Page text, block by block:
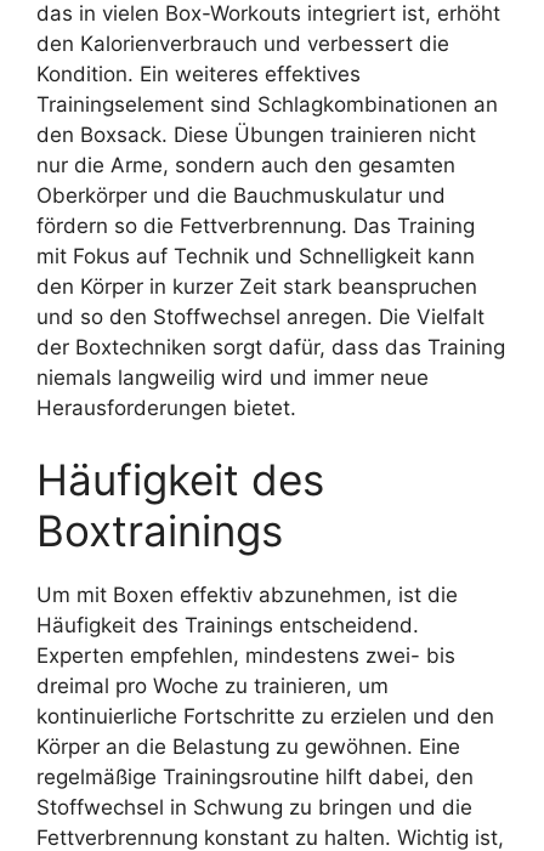
das in vielen Box-Workouts integriert ist, erhöht
den Kalorienverbrauch und verbessert die
Kondition. Ein weiteres effektives
Trainingselement sind Schlagkombinationen an
den Boxsack. Diese Übungen trainieren nicht
nur die Arme, sondern auch den gesamten
Oberkörper und die Bauchmuskulatur und
fördern so die Fettverbrennung. Das Training
mit Fokus auf Technik und Schnelligkeit kann
den Körper in kurzer Zeit stark beanspruchen
und so den Stoffwechsel anregen. Die Vielfalt
der Boxtechniken sorgt dafür, dass das Training
niemals langweilig wird und immer neue
Herausforderungen bietet.
Häufigkeit des
Boxtrainings
Um mit Boxen effektiv abzunehmen, ist die
Häufigkeit des Trainings entscheidend.
Experten empfehlen, mindestens zwei- bis
dreimal pro Woche zu trainieren, um
kontinuierliche Fortschritte zu erzielen und den
Körper an die Belastung zu gewöhnen. Eine
regelmäßige Trainingsroutine hilft dabei, den
Stoffwechsel in Schwung zu bringen und die
Fettverbrennung konstant zu halten. Wichtig ist,